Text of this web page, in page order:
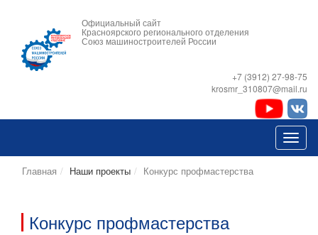
Официальный сайт
Красноярского регионального отделения
Союз машиностроителей России
+7 (3912) 27-98-75
krosmr_310807@mail.ru
Главная Наши проекты Конкурс профмастерства
Конкурс профмастерства